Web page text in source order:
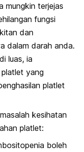
mungkin terjejas
fungsi
dan
dalam darah anda.
luas, ia
yang
platlet
kesihatan
platlet:
boleh